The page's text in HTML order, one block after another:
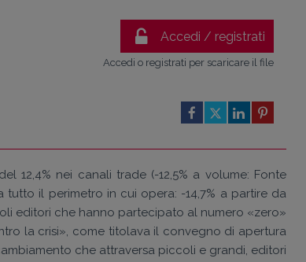
Accedi / registrati
Accedi o registrati per scaricare il file
12,4% nei canali trade (-12,5% a volume: Fonte
il perimetro in cui opera: -14,7% a partire da
editori che hanno partecipato al numero «zero»
la crisi», come titolava il convegno di apertura
che attraversa piccoli e grandi, editori